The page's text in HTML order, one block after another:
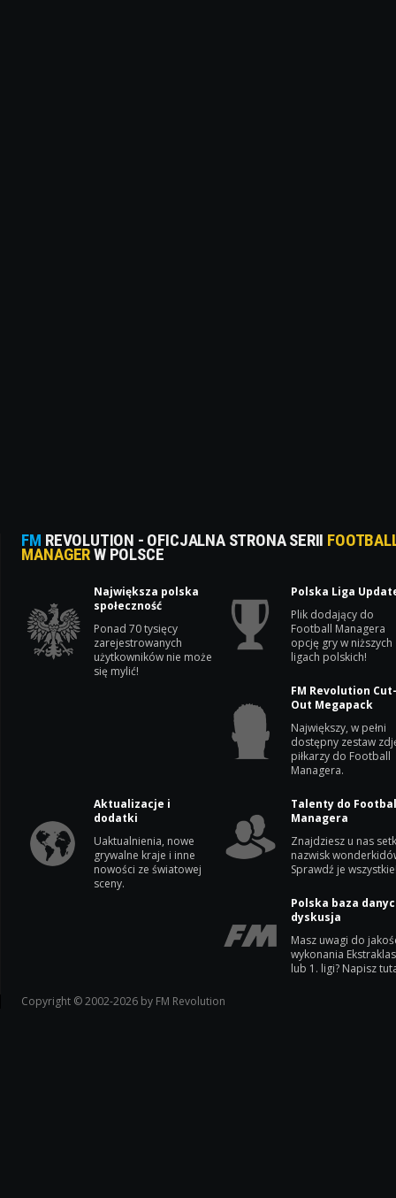
FM REVOLUTION - OFICJALNA STRONA SERII
MANAGERW POLSCE
Największa polska
społeczność
Ponad 70 tysięcy
zarejestrowanych
użytkowników nie może
się mylić!
Polska Liga
Plik dodający do
Football Managera
opcję gry w niższych
ligach polskich!
FM Revolution
Out Megapack
Największy, w pełni
dostępny zestaw
piłkarzy do Football
Managera.
Aktualizacje i
dodatki
Uaktualnienia, nowe
grywalne kraje i inne
nowości ze światowej
sceny.
Talenty do
Managera
Znajdziesz u nas
nazwisk
Sprawdź je
Polska baza
dyskusja
Masz uwagi do
wykonania
lub 1. ligi? Napisz
Copyright © 2002-2026 by FM Revolution